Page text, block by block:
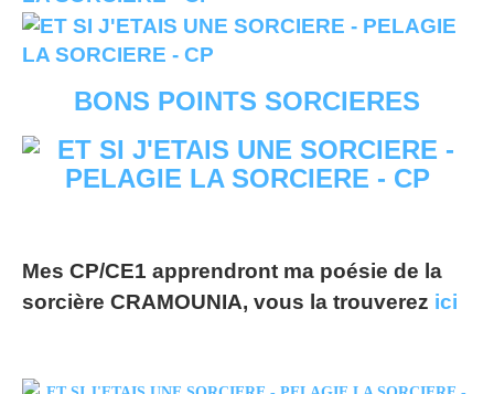
BONS POINTS SORCIERES
Mes CP/CE1 apprendront ma poésie de la
sorcière CRAMOUNIA, vous la trouverez ici